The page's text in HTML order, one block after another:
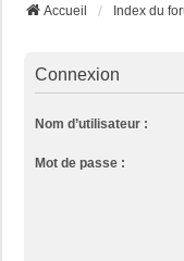
Accueil Index du
Connexion
Nom d’utilisateur :
Mot de passe :